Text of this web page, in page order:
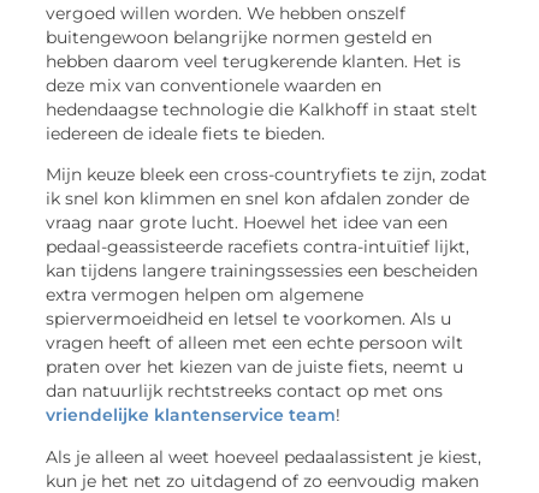
vergoed willen worden. We hebben onszelf
buitengewoon belangrijke normen gesteld en
hebben daarom veel terugkerende klanten. Het is
deze mix van conventionele waarden en
hedendaagse technologie die Kalkhoff in staat stelt
iedereen de ideale fiets te bieden.
Mijn keuze bleek een cross-countryfiets te zijn, zodat
ik snel kon klimmen en snel kon afdalen zonder de
vraag naar grote lucht. Hoewel het idee van een
pedaal-geassisteerde racefiets contra-intuïtief lijkt,
kan tijdens langere trainingssessies een bescheiden
extra vermogen helpen om algemene
spiervermoeidheid en letsel te voorkomen. Als u
vragen heeft of alleen met een echte persoon wilt
praten over het kiezen van de juiste fiets, neemt u
dan natuurlijk rechtstreeks contact op met ons
vriendelijke klantenservice team!
Als je alleen al weet hoeveel pedaalassistent je kiest,
kun je het net zo uitdagend of zo eenvoudig maken